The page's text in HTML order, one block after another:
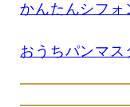
かんたんシフォ
おうちパンマス